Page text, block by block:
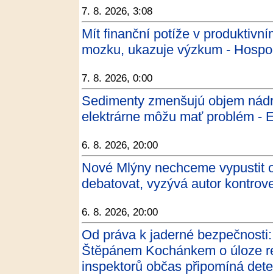
7. 8. 2026, 3:08
Mít finanční potíže v
mozku, ukazuje výzkum -
7. 8. 2026, 0:00
Sedimenty zmenšujú objem
elektrárne môžu mať problém -
6. 8. 2026, 20:00
Nové Mlýny nechceme vypustit
debatovat, vyzývá autor
6. 8. 2026, 20:00
Od práva k jaderné
Štěpánem Kochánkem o úloze
inspektorů občas připomíná